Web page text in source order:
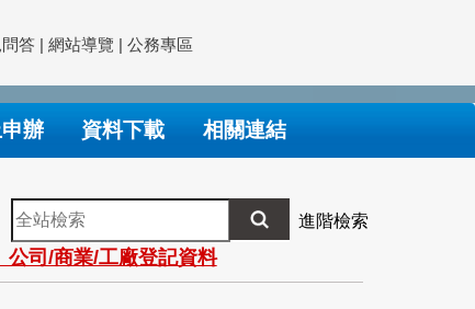
答 | 網站導覽 | 公務專區
辦 資料下載 相關連結
全
站
檢
索
進階檢索
公司/商業/工廠登記資料